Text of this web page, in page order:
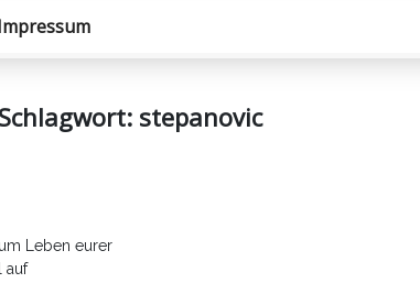
Schlagwort: stepanovic
Leben eurer
auf